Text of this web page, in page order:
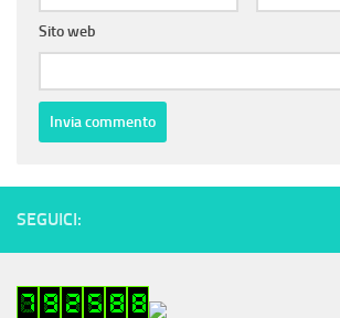
Sito web
SEGUICI: